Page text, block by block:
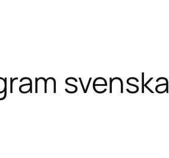
svenska